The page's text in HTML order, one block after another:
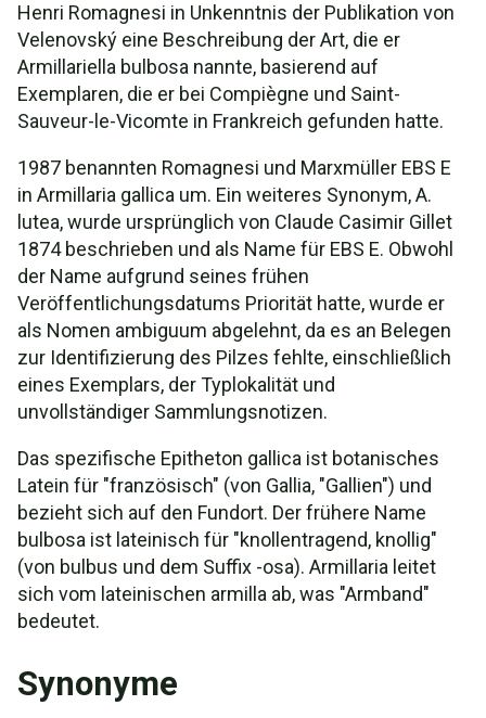
Henri Romagnesi in Unkenntnis der Publikation von
Velenovský eine Beschreibung der Art, die er
Armillariella bulbosa nannte, basierend auf
Exemplaren, die er bei Compiègne und Saint-
Sauveur-le-Vicomte in Frankreich gefunden hatte.
1987 benannten Romagnesi und Marxmüller EBS E
in Armillaria gallica um. Ein weiteres Synonym, A.
lutea, wurde ursprünglich von Claude Casimir Gillet
1874 beschrieben und als Name für EBS E. Obwohl
der Name aufgrund seines frühen
Veröffentlichungsdatums Priorität hatte, wurde er
als Nomen ambiguum abgelehnt, da es an Belegen
zur Identifizierung des Pilzes fehlte, einschließlich
eines Exemplars, der Typlokalität und
unvollständiger Sammlungsnotizen.
Das spezifische Epitheton gallica ist botanisches
Latein für "französisch" (von Gallia, "Gallien") und
bezieht sich auf den Fundort. Der frühere Name
bulbosa ist lateinisch für "knollentragend, knollig"
(von bulbus und dem Suffix -osa). Armillaria leitet
sich vom lateinischen armilla ab, was "Armband"
bedeutet.
Synonyme